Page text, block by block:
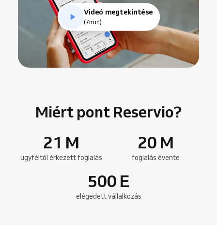
Videó megtekintése
(7min)
Miért pont Reservio?
21 M
ügyféltől érkezett foglalás
20 M
foglalás évente
500 E
elégedett vállalkozás